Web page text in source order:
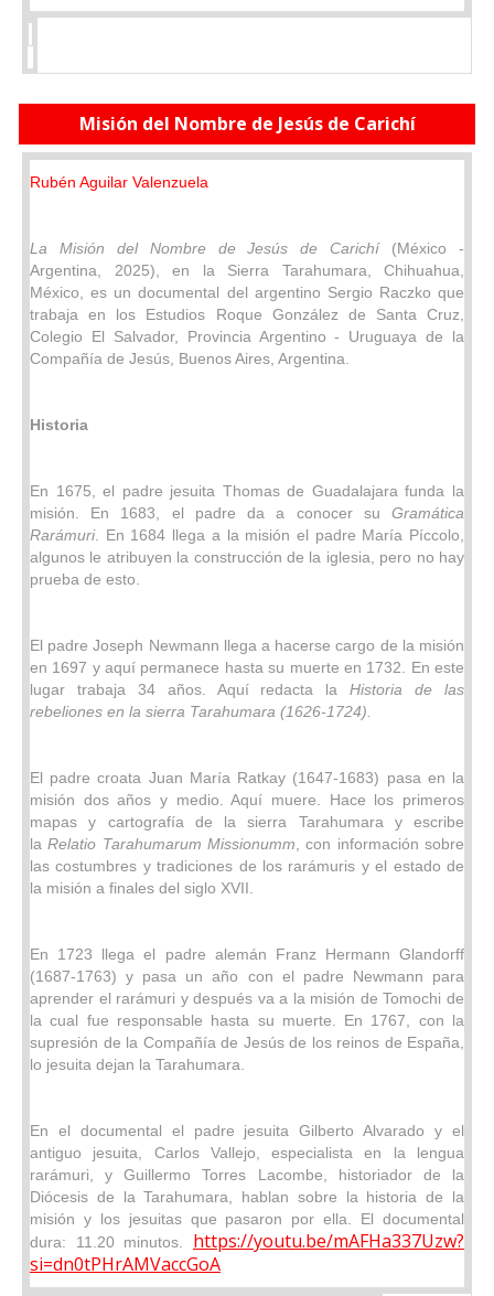
Misión del Nombre de Jesús de Carichí
Rubén Aguilar Valenzuela
La Misión del Nombre de Jesús de Carichí (México -
Argentina, 2025), en la Sierra Tarahumara, Chihuahua,
México, es un documental del argentino Sergio Raczko que
trabaja en los Estudios Roque González de Santa Cruz,
Colegio El Salvador, Provincia Argentino - Uruguaya de la
Compañía de Jesús, Buenos Aires, Argentina.
Historia
En 1675, el padre jesuita Thomas de Guadalajara funda la
misión. En 1683, el padre da a conocer su Gramática
Rarámuri. En 1684 llega a la misión el padre María Píccolo,
algunos le atribuyen la construcción de la iglesia, pero no hay
prueba de esto.
El padre Joseph Newmann llega a hacerse cargo de la misión
en 1697 y aquí permanece hasta su muerte en 1732. En este
lugar trabaja 34 años. Aquí redacta laHistoria de las
rebeliones en la sierra Tarahumara (1626-1724).
El padre croata Juan María Ratkay (1647-1683) pasa en la
misión dos años y medio. Aquí muere. Hace los primeros
mapas y cartografía de la sierra Tarahumara y escribe
laRelatio Tarahumarum Missionumm , con información sobre
las costumbres y tradiciones de los rarámuris y el estado de
la misión a finales del siglo XVII.
En 1723 llega el padre alemán Franz Hermann Glandorff
(1687-1763) y pasa un año con el padre Newmann para
aprender el rarámuri y después va a la misión de Tomochi de
la cual fue responsable hasta su muerte. En 1767, con la
supresión de la Compañía de Jesús de los reinos de España,
lo jesuita dejan la Tarahumara.
En el documental el padre jesuita Gilberto Alvarado y el
antiguo jesuita, Carlos Vallejo, especialista en la lengua
rarámuri, y Guillermo Torres Lacombe, historiador de la
Diócesis de la Tarahumara, hablan sobre la historia de la
misión y los jesuitas que pasaron por ella. El documental
dura: 11.20 minutos. https://youtu.be/mAFHa337Uzw?
si=dn0tPHrAMVaccGoA